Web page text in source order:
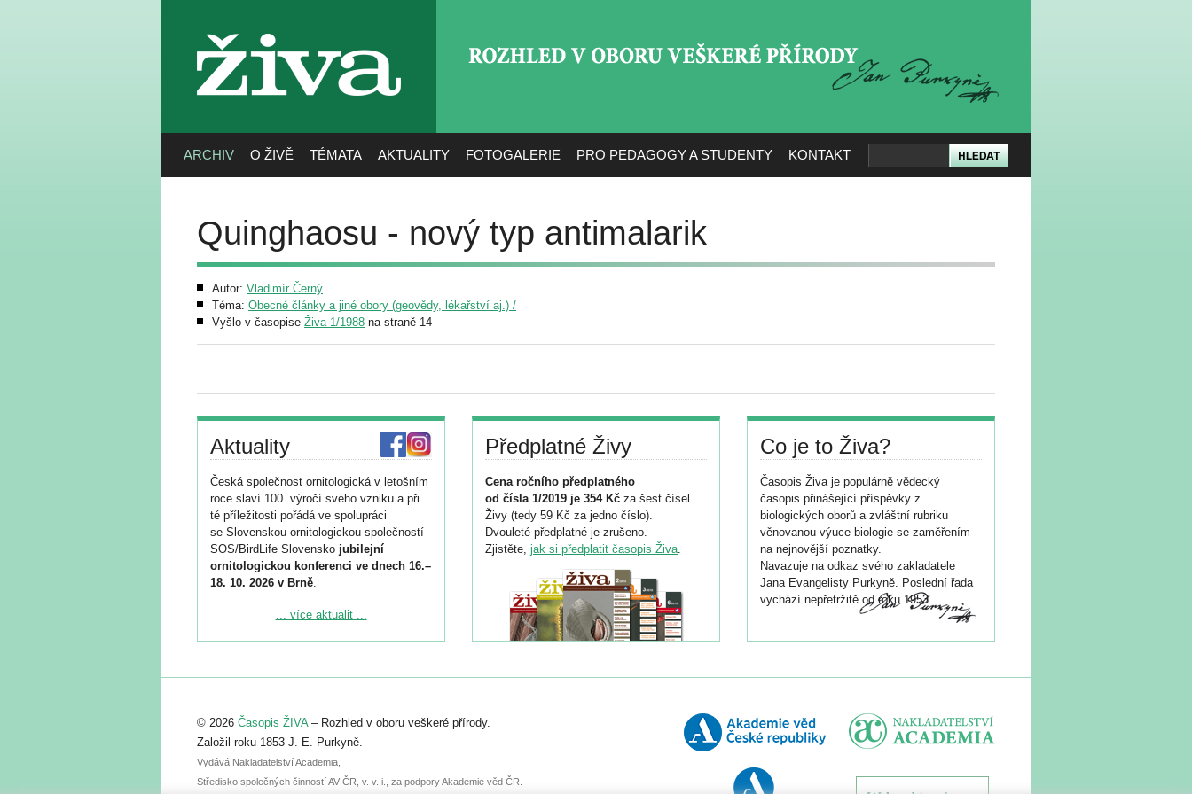
živa
ARCHIV O ŽIVĚ TÉMATA AKTUALITY FOTOGALERIE PRO PEDAGOGY A STUDENTY KONTAKT
Quinghaosu - nový typ antimalarik
Autor: Vladimír Černý
Téma: Obecné články a jiné obory (geovědy, lékařství aj.) /
Vyšlo v časopise Živa 1/1988 na straně 14
Aktuality
Česká společnost ornitologická v letošním
roce slaví 100. výročí svého vzniku a při
té příležitosti pořádá ve spolupráci
se Slovenskou ornitologickou společností
SOS/BirdLife Slovensko jubilejní
ornitologickou konferenci ve dnech 16.–
18. 10. 2026 v Brně.
Podrobnější informace ke konferenci
Registrovat se můžete do 6. září.
abstraktu přihlášené přednášky nebo
posteru je už 30. června.
... více aktualit ...
Předplatné Živy
Cena ročního předplatného
od čísla 1/2019 je 354 Kč za šest čísel
Živy (tedy 59 Kč za jedno číslo).
Dvouleté předplatné je zrušeno.
Zjistěte, jak si předplatit časopis Živa.
Co je to Živa?
Časopis Živa je populárně vědecký
časopis přinášející příspěvky z
biologických oborů a zvláštní rubriku
věnovanou výuce biologie se zaměřením
na nejnovější poznatky.
Navazuje na odkaz svého zakladatele
Jana Evangelisty Purkyně. Poslední řada
vychází nepřetržitě od roku 1953.
© 2026 Časopis ŽIVA– Rozhled v oboru veškeré přírody.
Založil roku 1853 J. E. Purkyně.
Vydává Nakladatelství Academia,
Středisko společných činností AV ČR, v. v. i., za podpory Akademie věd ČR.